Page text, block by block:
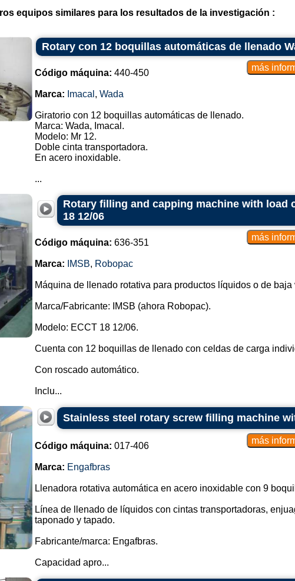
equipos similares para los resultados de la investigación :
Rotary con 12 boquillas automáticas de llenado
Código máquina: 440-450
Marca: Imacal , Wada
Giratorio con 12 boquillas automáticas de llenado.
Marca: Wada, Imacal.
Modelo: Mr 12.
Doble cinta transportadora.
En acero inoxidable.
...
Rotary filling and capping machine with load
18 12/06
Código máquina: 636-351
Marca: IMSB, Robopac
Máquina de llenado rotativa para productos líquidos o de baja
Marca/Fabricante: IMSB (ahora Robopac).
Modelo: ECCT 18 12/06.
Cuenta con 12 boquillas de llenado con celdas de carga
Con roscado automático.
Inclu...
Stainless steel rotary screw filling machine
Código máquina: 017-406
Marca: Engafbras
Llenadora rotativa automática en acero inoxidable con 9
Línea de llenado de líquidos con cintas transportadoras,
taponado y tapado.
Fabricante/marca: Engafbras.
Capacidad apro...